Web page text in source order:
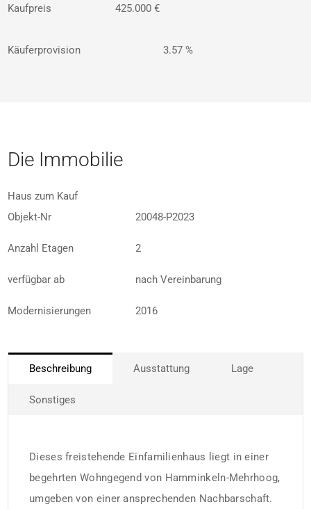
Kaufpreis
425.000 €
Käuferprovision 3.57 %
Die Immobilie
Haus zum Kauf
Objekt-Nr
20048-P2023
Anzahl Etagen 2
verfügbar ab nach Vereinbarung
Modernisierungen 2016
Beschreibung Ausstattung Lage
Sonstiges
Dieses freistehende Einfamilienhaus liegt in einer
begehrten Wohngegend von Hamminkeln-Mehrhoog,
umgeben von einer ansprechenden Nachbarschaft.